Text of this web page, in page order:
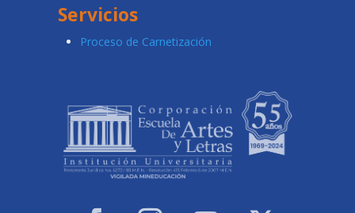
Servicios
Proceso de Carnetización